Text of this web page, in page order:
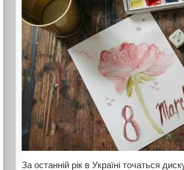
За останній рік в Україні точаться